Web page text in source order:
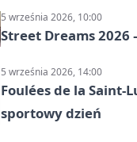
5 września 2026, 10:00
Street Dreams
5 września 2026, 14:00
Foulées de la
sportowy dzień